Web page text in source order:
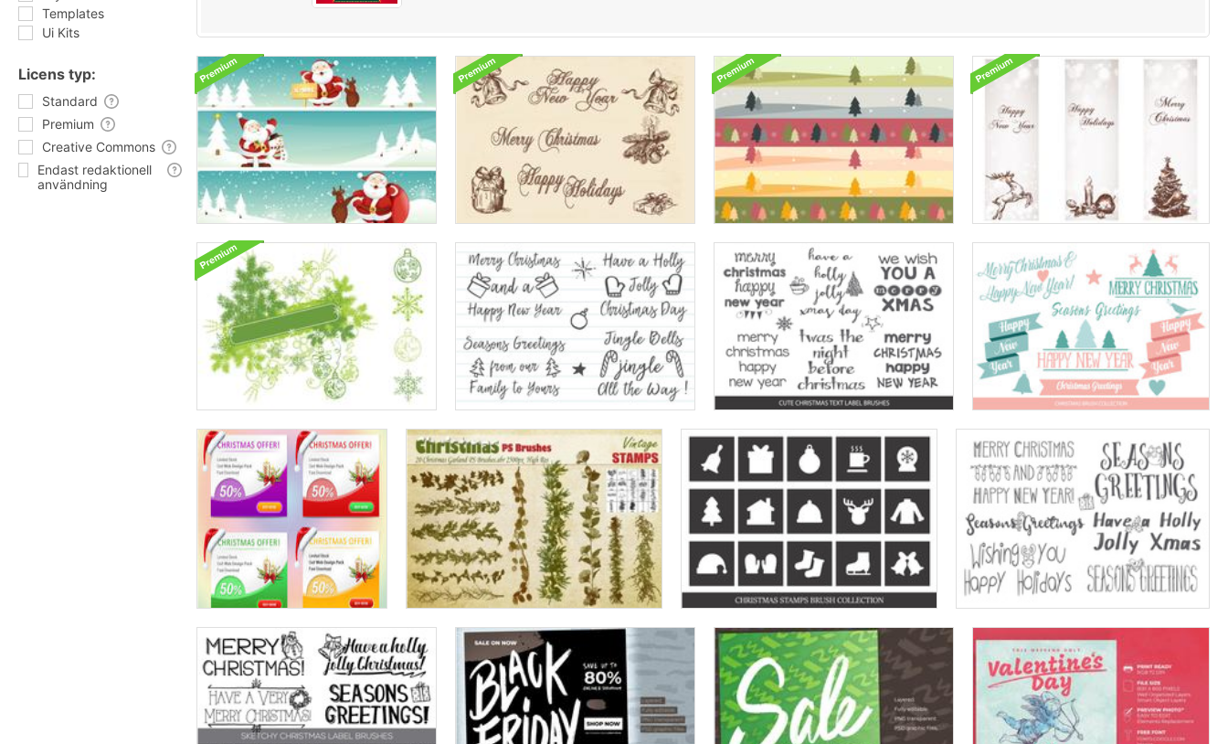
Templates
Ui Kits
Licens typ:
Standard
Premium
Creative Commons
Endast redaktionell
användning